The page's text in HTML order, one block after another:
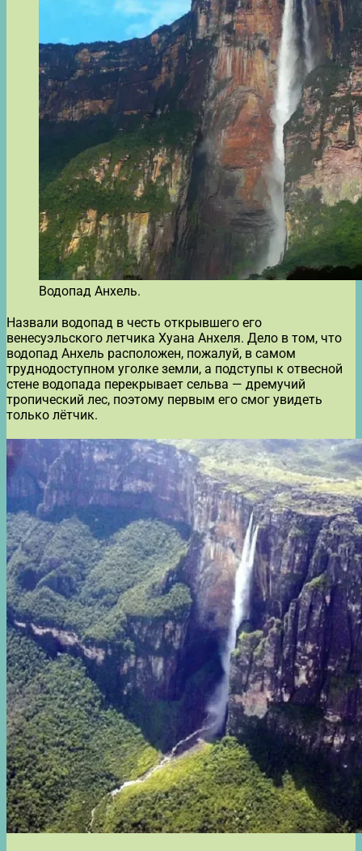
Водопад Анхель.
Назвали водопад в честь открывшего его
венесуэльского летчика Хуана Анхеля. Дело в том, что
водопад Анхель расположен, пожалуй, в самом
труднодоступном уголке земли, а подступы к отвесной
стене водопада перекрывает сельва — дремучий
тропический лес, поэтому первым его смог увидеть
только лётчик.